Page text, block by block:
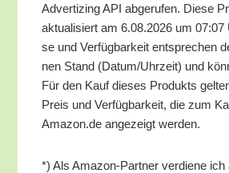
Adver­tiz­ing API abge­ru­fen. Die­se
aktua­li­siert am 6.08.2026 um
se und Ver­füg­bar­keit ent­spre­chen
nen Stand (Datum/​Uhrzeit) und
Für den Kauf die­ses Pro­dukts
Preis und Ver­füg­bar­keit, die zum
Amazon.de ange­zeigt werden.
*) Als Ama­zon-Part­ner ver­die­ne ich